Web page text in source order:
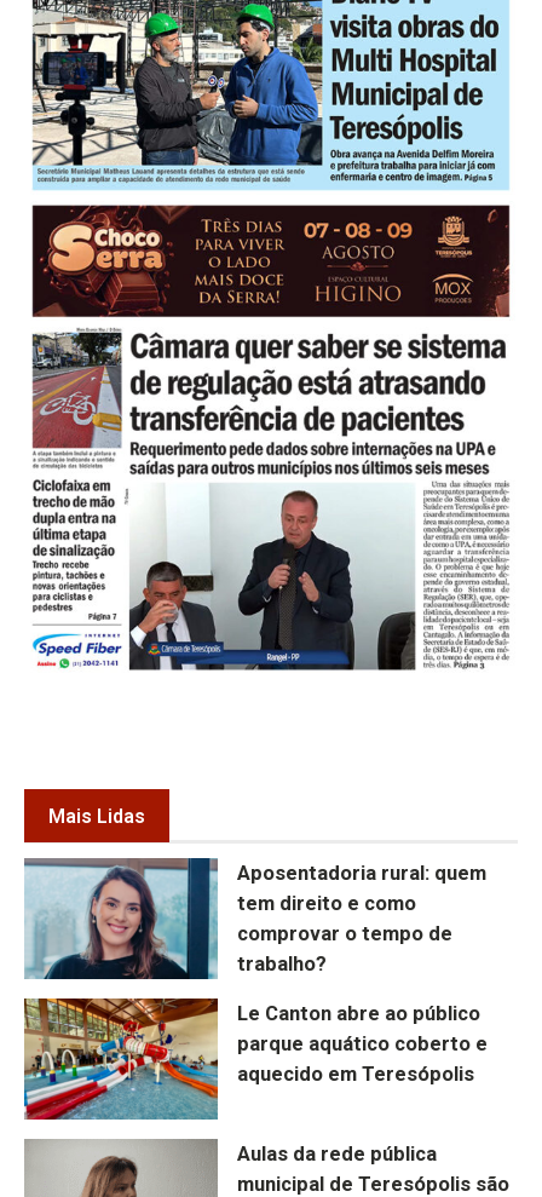
Mais Lidas
Aposentadoria rural: quem
tem direito e como
comprovar o tempo de
trabalho?
Le Canton abre ao público
parque aquático coberto e
aquecido em Teresópolis
Aulas da rede pública
municipal de Teresópolis são